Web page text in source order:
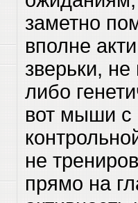
заметно
вполне
зверьки,
либо
вот мыши с
не
прямо на